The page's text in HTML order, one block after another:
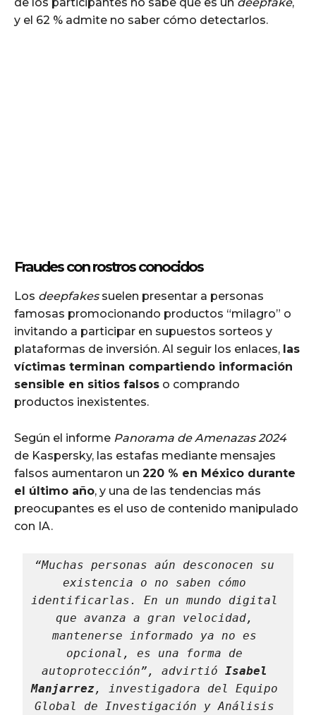
y el 62 % admite no saber cómo detectarlos.
Fraudes con rostros conocidos
Los deepfakessuelen presentar a personas
famosas promocionando productos “milagro” o
invitando a participar en supuestos sorteos y
plataformas de inversión. Al seguir los enlaces, las
víctimas terminan compartiendo información
sensible en sitios falsos o comprando
productos inexistentes.
Según el informe Panorama de Amenazas 2024
de Kaspersky, las estafas mediante mensajes
falsos aumentaron un 220 % en México durante
el último año, y una de las tendencias más
preocupantes es el uso de contenido manipulado
con IA.
“Muchas personas aún desconocen su
existencia o no saben cómo
identificarlas. En un mundo digital
que avanza a gran velocidad,
mantenerse informado ya no es
opcional, es una forma de
autoprotección”, advirtió Isabel
Manjarrez, investigadora del Equipo
Global de Investigación y Análisis